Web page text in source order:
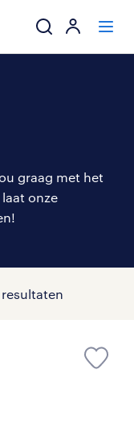
carrière
randstad
graag met het
onze